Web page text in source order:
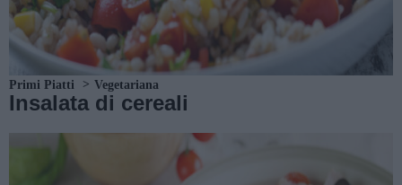
Primi Piatti Vegetariana
Insalata di cereali